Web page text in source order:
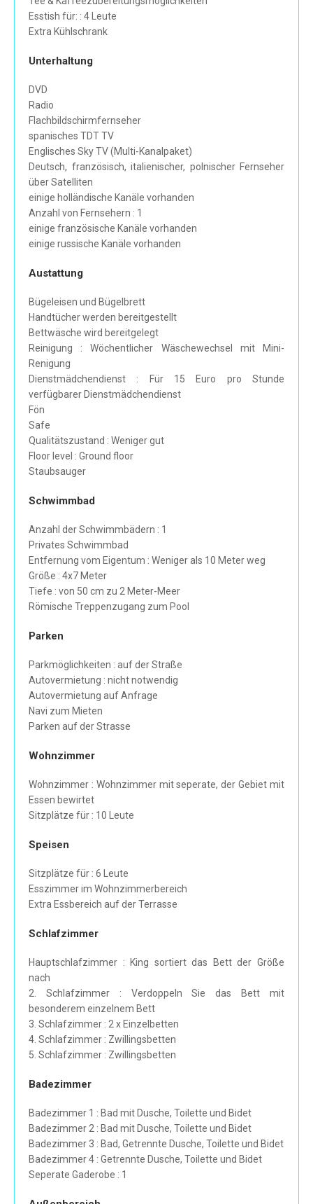
Esstish für: : 4 Leute
Extra Kühlschrank
Unterhaltung
DVD
Radio
Flachbildschirmfernseher
spanisches TDT TV
Englisches Sky TV (Multi-Kanalpaket)
Deutsch, französisch, italienischer, polnischer Fernseher
über Satelliten
einige holländische Kanäle vorhanden
Anzahl von Fernsehern : 1
einige französische Kanäle vorhanden
einige russische Kanäle vorhanden
Austattung
Bügeleisen und Bügelbrett
Handtücher werden bereitgestellt
Bettwäsche wird bereitgelegt
Reinigung : Wöchentlicher Wäschewechsel mit Mini-
Renigung
Dienstmädchendienst : Für 15 Euro pro Stunde
verfügbarer Dienstmädchendienst
Fön
Safe
Qualitätszustand : Weniger gut
Floor level : Ground floor
Staubsauger
Schwimmbad
Anzahl der Schwimmbädern : 1
Privates Schwimmbad
Entfernung vom Eigentum : Weniger als 10 Meter weg
Größe : 4x7 Meter
Tiefe : von 50 cm zu 2 Meter-Meer
Römische Treppenzugang zum Pool
Parken
Parkmöglichkeiten : auf der Straße
Autovermietung : nicht notwendig
Autovermietung auf Anfrage
Navi zum Mieten
Parken auf der Strasse
Wohnzimmer
Wohnzimmer : Wohnzimmer mit seperate, der Gebiet mit
Essen bewirtet
Sitzplätze für : 10 Leute
Speisen
Sitzplätze für : 6 Leute
Esszimmer im Wohnzimmerbereich
Extra Essbereich auf der Terrasse
Schlafzimmer
Hauptschlafzimmer : King sortiert das Bett der Größe
nach
2. Schlafzimmer : Verdoppeln Sie das Bett mit
besonderem einzelnem Bett
3. Schlafzimmer : 2 x Einzelbetten
4. Schlafzimmer : Zwillingsbetten
5. Schlafzimmer : Zwillingsbetten
Badezimmer
Badezimmer 1 : Bad mit Dusche, Toilette und Bidet
Badezimmer 2 : Bad mit Dusche, Toilette und Bidet
Badezimmer 3 : Bad, Getrennte Dusche, Toilette und Bidet
Badezimmer 4 : Getrennte Dusche, Toilette und Bidet
Seperate Gaderobe : 1